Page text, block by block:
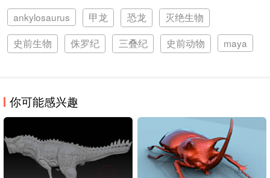
ankylosaurus 甲龙 恐龙
灭绝生物
史前生物
侏罗纪 三叠纪 史前动物 maya
你可能感兴趣